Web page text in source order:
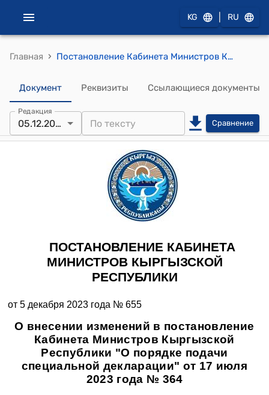
KG RU
Главная › Постановление Кабинета Министров Кыргызской Республики от 5 декабря 2023 года № 655 "О внесении изменений в постановление Кабинета Министров Кыргызской Республики "О порядке подачи специальной декларации" от 17 июля 2023 года № 364"
Документ Реквизиты Ссылающиеся документы
Редакция
05.12.2023 Сравнение